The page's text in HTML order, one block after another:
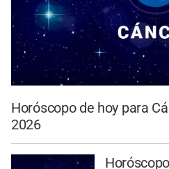
Horóscopo de hoy para
2026